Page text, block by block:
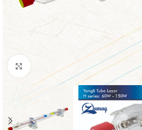
Click to enlarge